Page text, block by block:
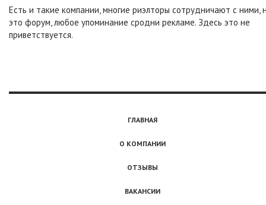
Есть и такие компании, многие риэлторы сотрудничают с ними,
это форум, любое упоминание сродни рекламе. Здесь это не
приветствуется.
ГЛАВНАЯ
О КОМПАНИИ
ОТЗЫВЫ
ВАКАНСИИ